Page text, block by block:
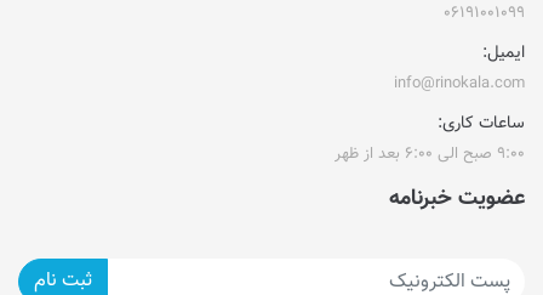
۰۶۱۹۱۰۰۱۰۹۹
ایمیل:
info@rinokala.com
ساعات کاری:
۹:۰۰ صبح الی ۶:۰۰ بعد از ظهر
عضویت خبرنامه
ثبت نام